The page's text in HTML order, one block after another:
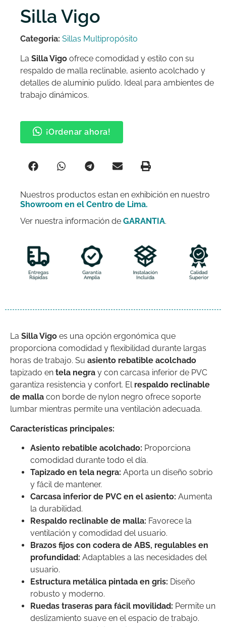
Silla Vigo
Categoria: Sillas Multipropósito
La Silla Vigo ofrece comodidad y estilo con su
respaldo de malla reclinable, asiento acolchado y
detalles de aluminio pulido. Ideal para ambientes de
trabajo dinámicos.
¡Ordenar ahora!
Nuestros productos estan en exhibición en nuestro
Showroom en el Centro de Lima.
Ver nuestra información de GARANTIA.
La Silla Vigo es una opción ergonómica que
proporciona comodidad y flexibilidad durante largas
horas de trabajo. Su asiento rebatible acolchado
tapizado en tela negra y con carcasa inferior de PVC
garantiza resistencia y confort. El respaldo reclinable
de malla con borde de nylon negro ofrece soporte
lumbar mientras permite una ventilación adecuada.
Características principales:
Asiento rebatible acolchado: Proporciona
comodidad durante todo el día.
Tapizado en tela negra: Aporta un diseño sobrio
y fácil de mantener.
Carcasa inferior de PVC en el asiento: Aumenta
la durabilidad.
Respaldo reclinable de malla: Favorece la
ventilación y comodidad del usuario.
Brazos fijos con codera de ABS, regulables en
profundidad: Adaptables a las necesidades del
usuario.
Estructura metálica pintada en gris: Diseño
robusto y moderno.
Ruedas traseras para fácil movilidad: Permite un
deslizamiento suave en el espacio de trabajo.